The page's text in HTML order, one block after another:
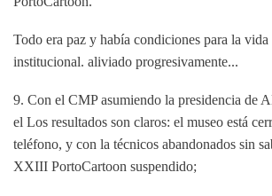
Todo era paz y había condiciones para la vida
institucional. aliviado progresivamente...
9. Con el CMP asumiendo la presidencia de
el Los resultados son claros: el museo está
teléfono, y con la técnicos abandonados sin
XXIII PortoCartoon suspendido;